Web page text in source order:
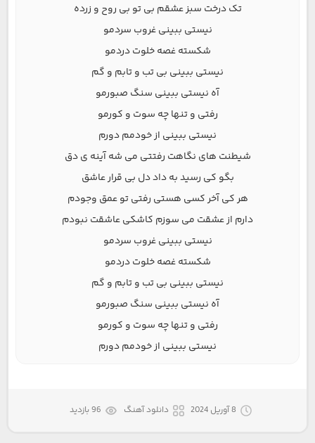
تک درخت سبز عشقم بی تو بی روح و زرده
نیستی ببینی غروب سردمو
شکسته غصه خلوت دردمو
نیستی ببینی بی تب و تابم و گم
آه نیستی ببینی سنگ صبورمو
رفتی و تنها چه سوت و کورمو
نیستی ببینی از خودمم دورم
شیطنت های نگاهت رفتتی می شه آینه ی دق
بگو کی رسید به داد دل بی قرار عاشق
هر کی آخر کسی هستی رفتی تو عمق وجودم
دارم از عشقت می سوزم کاشکی عاشقت نبودم
نیستی ببینی غروب سردمو
شکسته غصه خلوت دردمو
نیستی ببینی بی تب و تابم و گم
آه نیستی ببینی سنگ صبورمو
رفتی و تنها چه سوت و کورمو
نیستی ببینی از خودمم دورم
8 آوریل 2024 دانلود آهنگ 96 بازدید